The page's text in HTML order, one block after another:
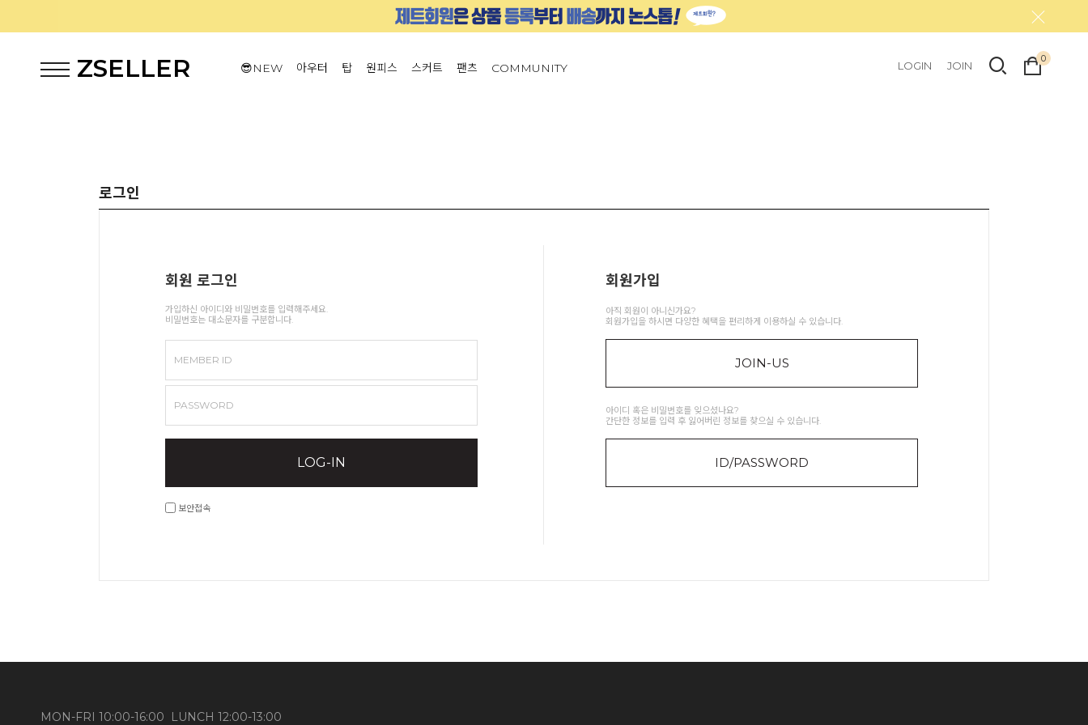
ZSELLER 😎NEW 아우터 탑 원피스 스커트 팬츠 COMMUNITY LOGIN JOIN
0
로그인
회원 로그인
가입하신 아이디와 비밀번호를 입력해주세요.
비밀번호는 대소문자를 구분합니다.
MEMBER ID
PASSWORD
LOG-IN
보안접속
회원가입
아직 회원이 아니신가요?
회원가입을 하시면 다양한 혜택을 편리하게 이용하실 수 있습니다.
JOIN-US
아이디 혹은 비밀번호를 잊으셨나요?
간단한 정보를 입력 후 잃어버린 정보를 찾으실 수 있습니다.
ID/PASSWORD
MON-FRI 10:00-16:00 LUNCH 12:00-13:00